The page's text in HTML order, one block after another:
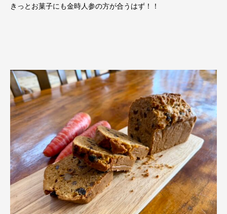
きっとお菓子にも金時人参の方が合うはず！！